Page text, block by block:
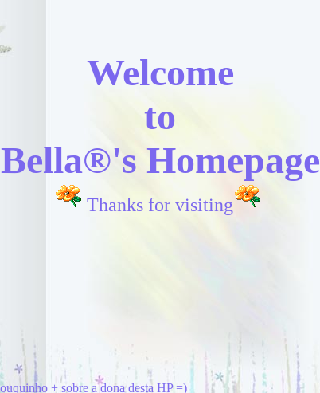
Welcome
to
Bella®'s Homepage
Thanks for visiting
+ sobre a dona desta HP =)